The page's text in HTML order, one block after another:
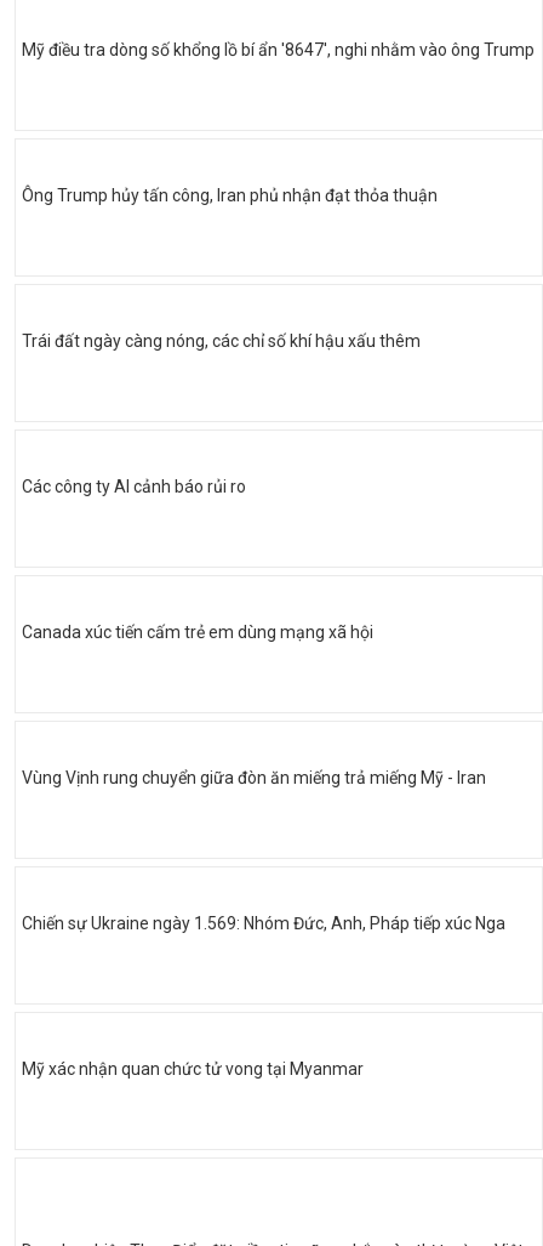
Mỹ điều tra dòng số khổng lồ bí ẩn '8647', nghi nhằm vào ông Trump
Ông Trump hủy tấn công, Iran phủ nhận đạt thỏa thuận
Trái đất ngày càng nóng, các chỉ số khí hậu xấu thêm
Các công ty AI cảnh báo rủi ro
Canada xúc tiến cấm trẻ em dùng mạng xã hội
Vùng Vịnh rung chuyển giữa đòn ăn miếng trả miếng Mỹ - Iran
Chiến sự Ukraine ngày 1.569: Nhóm Đức, Anh, Pháp tiếp xúc Nga
Mỹ xác nhận quan chức tử vong tại Myanmar